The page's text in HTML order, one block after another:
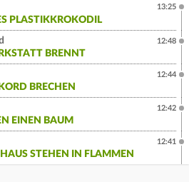
PLASTIKKROKODIL
13:25
BRENNT
12:48
BRECHEN
12:44
EINEN BAUM
12:42
STEHEN IN FLAMMEN
12:41